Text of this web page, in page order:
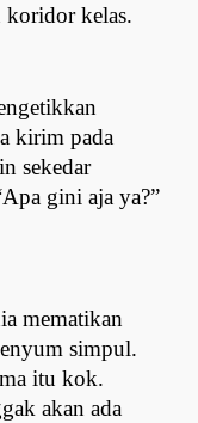
koridor kelas.
kirim pada
sekedar
gini aja ya?”
mematikan
simpul.
itu kok.
akan ada